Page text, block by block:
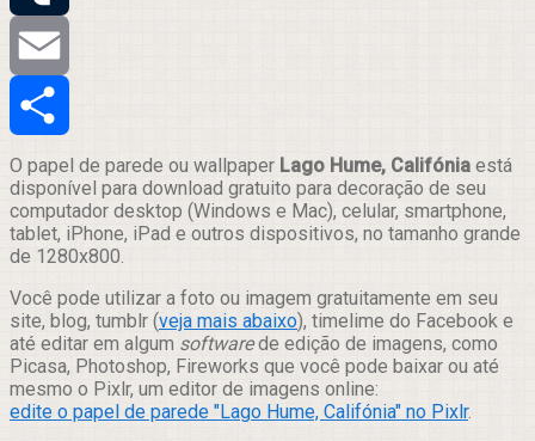
Tumblr
Email
Compartilhar
O papel de parede ou wallpaper Lago Hume, Califónia está
disponível para download gratuito para decoração de seu
computador desktop (Windows e Mac), celular, smartphone,
tablet, iPhone, iPad e outros dispositivos, no tamanho grande
de 1280x800.
Você pode utilizar a foto ou imagem gratuitamente em seu
site, blog, tumblr (veja mais abaixo), timelime do Facebook e
até editar em algum softwarede edição de imagens, como
Picasa, Photoshop, Fireworks que você pode baixar ou até
mesmo o Pixlr, um editor de imagens online:
edite o papel de parede "Lago Hume, Califónia" no Pixlr.